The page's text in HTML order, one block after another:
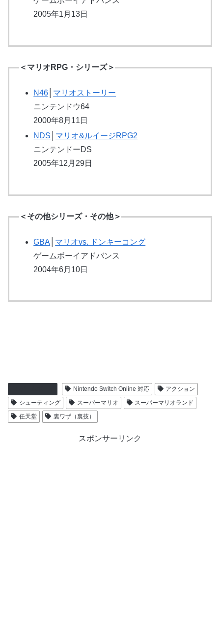
2005年1月13日
＜マリオRPG・シリーズ＞
N46
マリオストーリー
ニンテンドウ64
2000年8月11日
NDS
マリオ&ルイージRPG2
ニンテンドーDS
2005年12月29日
＜その他シリーズ・その他＞
GBA
マリオvs. ドンキーコング
ゲームボーイアドバンス
2004年6月10日
Nintendo Switch Online 対応
アクション
シューティング
スーパーマリオ
スーパーマリオランド
任天堂
裏ワザ（裏技）
スポンサーリンク